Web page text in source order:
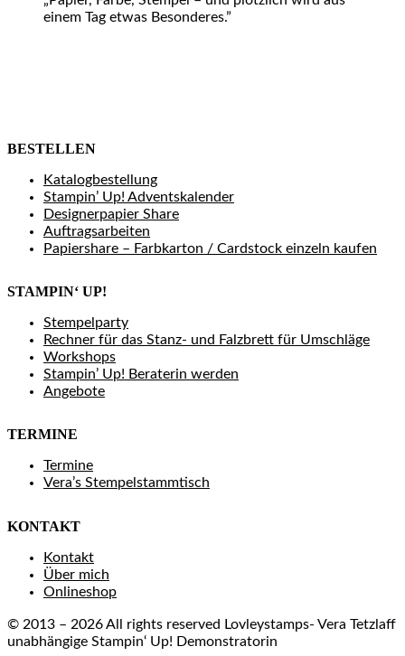
einem Tag etwas Besonderes.”
BESTELLEN
Katalogbestellung
Stampin’ Up! Adventskalender
Designerpapier Share
Auftragsarbeiten
Papiershare – Farbkarton / Cardstock einzeln kaufen
STAMPIN‘ UP!
Stempelparty
Rechner für das Stanz- und Falzbrett für Umschläge
Workshops
Stampin’ Up! Beraterin werden
Angebote
TERMINE
Termine
Vera’s Stempelstammtisch
KONTAKT
Kontakt
Über mich
Onlineshop
© 2013 – 2026 All rights reserved Lovleystamps- Vera Tetzlaff
unabhängige Stampin‘ Up! Demonstratorin